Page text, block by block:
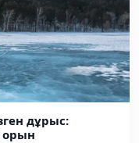
дұрыс:
орын